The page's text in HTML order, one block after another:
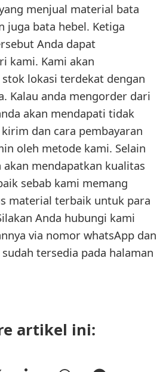
menjual material bata
juga bata hebel. Ketiga
Anda dapat
kami. Kami akan
lokasi terdekat dengan
Kalau anda mengorder dari
akan mendapati tidak
dan cara pembayaran
oleh metode kami. Selain
mendapatkan kualitas
sebab kami memang
material terbaik untuk para
Anda hubungi kami
via nomor whatsApp dan
tersedia pada halaman
artikel ini: